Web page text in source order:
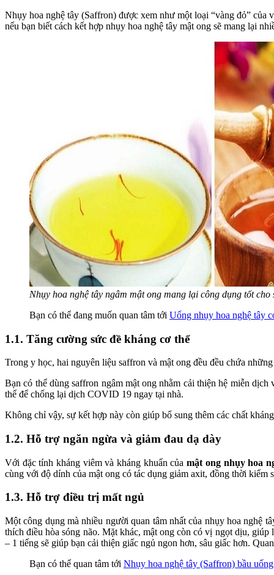
Nhụy hoa nghệ tây (Saffron) được xem như một loại “vàng đỏ”
nếu bạn biết cách kết hợp nhụy hoa nghệ tây mật ong sẽ mang lại
Nhụy hoa nghệ tây ngâm mật ong mang lại công dụng tốt cho
Bạn có thể đang muốn quan tâm tới Uống nhụy hoa nghệ tây
1.1. Tăng cường sức đề kháng cơ thể
Trong y học, hai nguyên liệu saffron và mật ong đều đều chứa
Bạn có thể dùng saffron ngâm mật ong nhằm cải thiện hệ miễn
thể để chống lại dịch COVID 19 ngay tại nhà.
Không chỉ vậy, sự kết hợp này còn giúp bổ sung thêm các chất
1.2. Hỗ trợ ngăn ngừa và giảm đau dạ dày
Với đặc tính kháng viêm và kháng khuẩn củamật ong nhụy hoa
cùng với độ dính của mật ong có tác dụng giảm axit, đồng thời kiểm
1.3. Hỗ trợ điều trị mất ngủ
Một công dụng mà nhiều người quan tâm nhất của nhụy hoa nghệ
thích điều hòa sóng não. Mặt khác, mật ong còn có vị ngọt dịu,
– 1 tiếng sẽ giúp bạn cải thiện giấc ngủ ngon hơn, sâu giấc hơn.
Bạn có thể quan tâm tới Nhụy hoa nghệ tây (Saffron) bầu